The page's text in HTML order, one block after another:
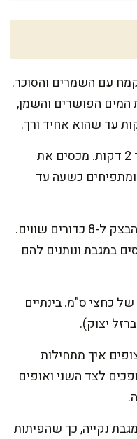
עם השמרים והסוכר.
המים הפושרים והשמן,
מוסיפים את המלח ולשים עוד 2 דקות. מכסים את
ומתפיחים כשעה עד
לאחר ההתפחה, מחלקים את הבצק ל-8 כדורים שווים.
במגבת ונותנים להם
של כחצי ס"מ. בינתיים
יצוק).
איך מתחילות
לצד השני ואופים
נקייה, כך שהפיתות